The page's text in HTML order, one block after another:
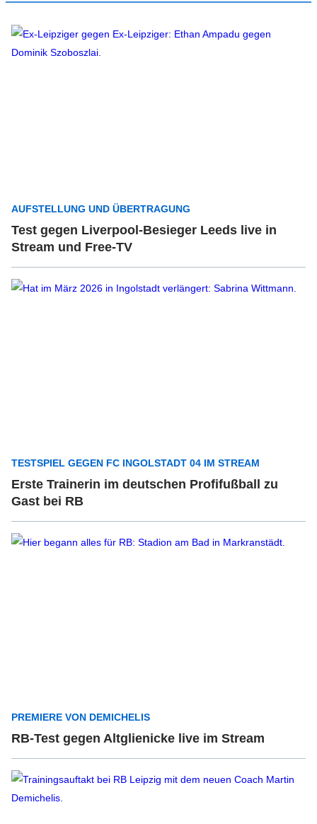
AUFSTELLUNG UND ÜBERTRAGUNG
Test gegen Liverpool-Besieger Leeds live in
Stream und Free-TV
TESTSPIEL GEGEN FC INGOLSTADT 04 IM STREAM
Erste Trainerin im deutschen Profifußball zu
Gast bei RB
PREMIERE VON DEMICHELIS
RB-Test gegen Altglienicke live im Stream